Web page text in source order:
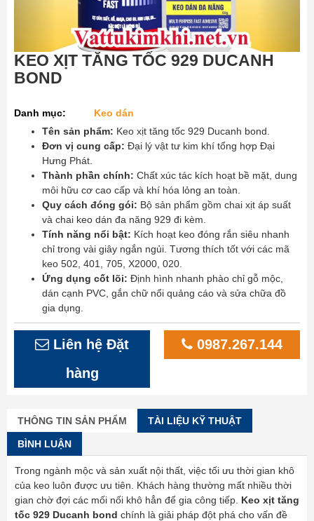
KEO XỊT TĂNG TỐC 929 DUCANH
BOND
Danh mục:
Keo dán
Tên sản phẩm: Keo xịt tăng tốc 929 Ducanh bond.
Đơn vị cung cấp: Đại lý vật tư kim khí tổng hợp Đại
Hưng Phát.
Thành phần chính: Chất xúc tác kích hoạt bề mặt, dung
môi hữu cơ cao cấp và khí hóa lỏng an toàn.
Quy cách đóng gói: Bộ sản phẩm gồm chai xịt áp suất
và chai keo dán đa năng 929 đi kèm.
Tính năng nổi bật: Kích hoạt keo đóng rắn siêu nhanh
chỉ trong vài giây ngắn ngủi. Tương thích tốt với các mã
keo 502, 401, 705, X2000, 020.
Ứng dụng cốt lõi: Định hình nhanh phào chỉ gỗ mộc,
dán cạnh PVC, gắn chữ nổi quảng cáo và sửa chữa đồ
gia dụng.
Liên hệ Đặt
hàng
0987.267.144
THÔNG TIN SẢN PHẨM TÀI LIỆU KỸ THUẬT
BÌNH LUẬN
Trong ngành mộc và sản xuất nội thất, việc tối ưu thời gian khô
của keo luôn được ưu tiên. Khách hàng thường mất nhiều thời
gian chờ đợi các mối nối khô hẳn để gia công tiếp. Keo xịt tăng
tốc 929 Ducanh bond chính là giải pháp đột phá cho vấn đề